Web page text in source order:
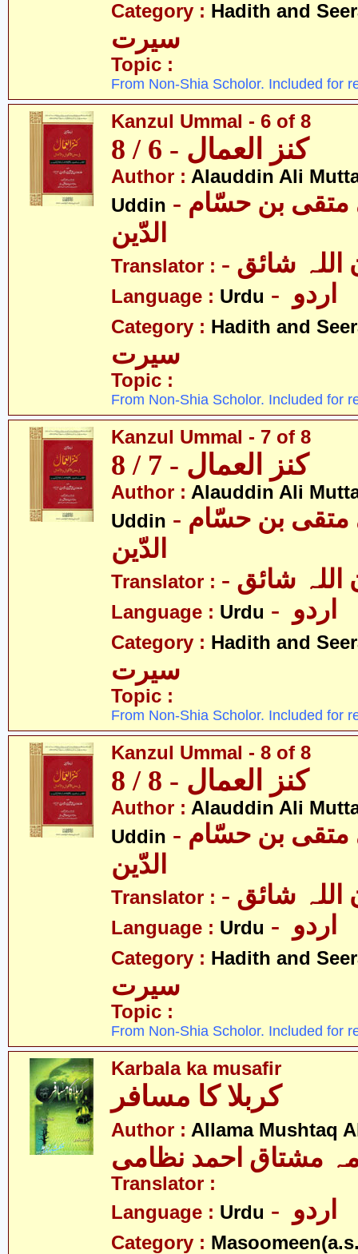
Category : Hadith and
سیرت
Topic :
From Non-Shia Scholor. Included for
Kanzul Ummal - 6 of 8
کنز العمال - 6 / 8
Author : Alauddin Ali
Uddin - علاءالدین علی متقی بن حسّام
الدّین
Translator : اللہ شائق
Language : Urdu
Category : Hadith and
سیرت
Topic :
From Non-Shia Scholor. Included for
Kanzul Ummal - 7 of 8
کنز العمال - 7 / 8
Author : Alauddin Ali
Uddin - علاءالدین علی متقی بن حسّام
الدّین
Translator : اللہ شائق
Language : Urdu
Category : Hadith and
سیرت
Topic :
From Non-Shia Scholor. Included for
Kanzul Ummal - 8 of 8
کنز العمال - 8 / 8
Author : Alauddin Ali
Uddin - علاءالدین علی متقی بن حسّام
الدّین
Translator : اللہ شائق
Language : Urdu
Category : Hadith and
سیرت
Topic :
From Non-Shia Scholor. Included for
Karbala ka musafir
کربلا کا مسافر
Author : Allama Mushtaq
مشتاق احمد نظامی
Translator :
Language : Urdu
Category :